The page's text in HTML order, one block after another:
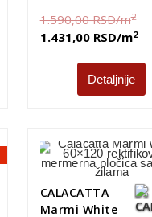
1.590,00RSD/m2
1.431,00 RSD/m2
Detaljnije
CALACATTA
Marmi White